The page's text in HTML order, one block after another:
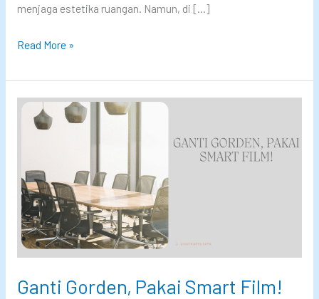
menjaga estetika ruangan. Namun, di […]
T
g
n
D
a
a
Read More »
Ganti Gorden, Pakai Smart Film!